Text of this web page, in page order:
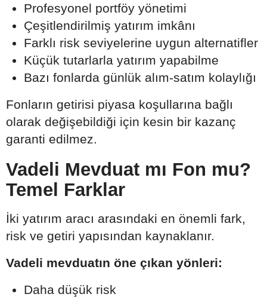
Profesyonel portföy yönetimi
Çeşitlendirilmiş yatırım imkânı
Farklı risk seviyelerine uygun alternatifler
Küçük tutarlarla yatırım yapabilme
Bazı fonlarda günlük alım-satım kolaylığı
Fonların getirisi piyasa koşullarına bağlı
olarak değişebildiği için kesin bir kazanç
garanti edilmez.
Vadeli Mevduat mı Fon mu?
Temel Farklar
İki yatırım aracı arasındaki en önemli fark,
risk ve getiri yapısından kaynaklanır.
Vadeli mevduatın öne çıkan yönleri:
Daha düşük risk